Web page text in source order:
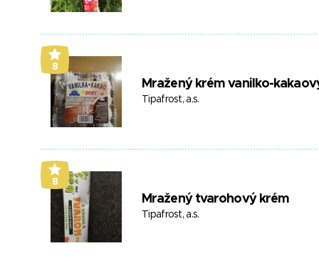
8
Mražený krém vanilko-
Tipafrost, a.s.
8
Mražený tvarohový krém
Tipafrost, a.s.